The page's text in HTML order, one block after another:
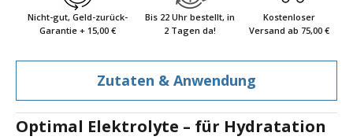
Nicht-gut, Geld-zurück-
Garantie + 15,00 €
Bis 22 Uhr bestellt, in
2 Tagen da!
Kostenloser
Versand ab 75,00 €
Zutaten & Anwendung
Optimal Elektrolyte – für Hydratation